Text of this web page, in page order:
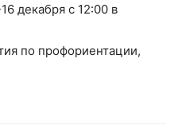
декабря с 12:00 в
по профориентации,